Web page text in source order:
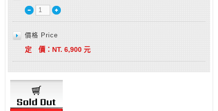
價格 Price
定 價： NT. 6,900 元